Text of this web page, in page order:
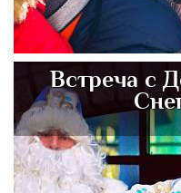
Встреча с